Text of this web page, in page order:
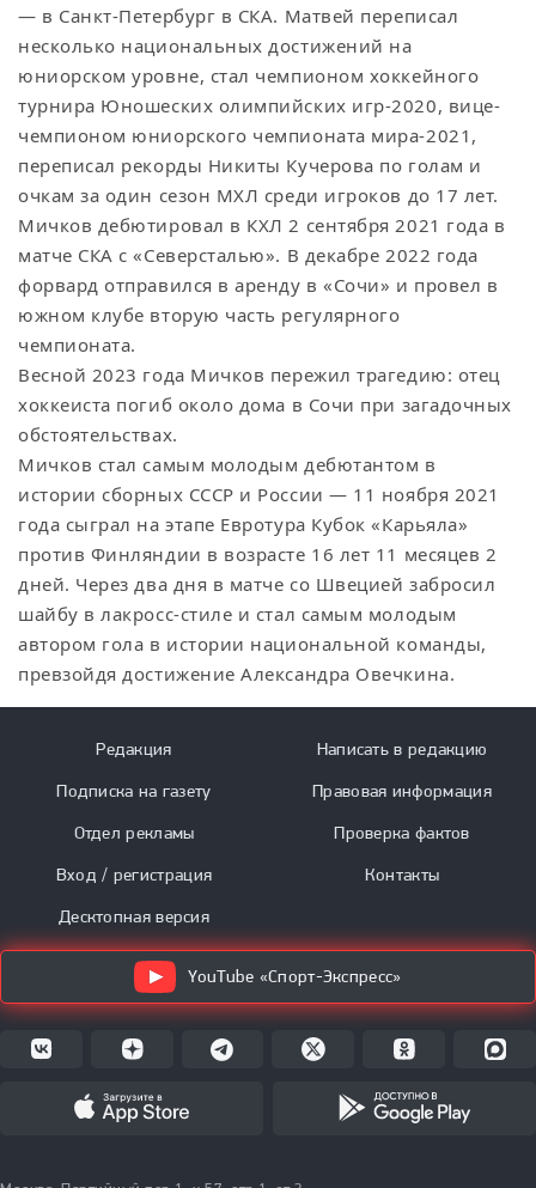
— в Санкт-Петербург в СКА. Матвей переписал
несколько национальных достижений на
юниорском уровне, стал чемпионом хоккейного
турнира Юношеских олимпийских игр-2020, вице-
чемпионом юниорского чемпионата мира-2021,
переписал рекорды Никиты Кучерова по голам и
очкам за один сезон МХЛ среди игроков до 17 лет.
Мичков дебютировал в КХЛ 2 сентября 2021 года в
матче СКА с «Северсталью». В декабре 2022 года
форвард отправился в аренду в «Сочи» и провел в
южном клубе вторую часть регулярного
чемпионата.
Весной 2023 года Мичков пережил трагедию: отец
хоккеиста погиб около дома в Сочи при загадочных
обстоятельствах.
Мичков стал самым молодым дебютантом в
истории сборных СССР и России — 11 ноября 2021
года сыграл на этапе Евротура Кубок «Карьяла»
против Финляндии в возрасте 16 лет 11 месяцев 2
дней. Через два дня в матче со Швецией забросил
шайбу в лакросс-стиле и стал самым молодым
автором гола в истории национальной команды,
превзойдя достижение Александра Овечкина.
Редакция
Подписка на газету
Отдел рекламы
Вход / регистрация
Десктопная версия
Написать в редакцию
Правовая информация
Проверка фактов
Контакты
YouTube «Спорт-Экспресс»